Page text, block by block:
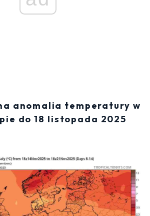
anomalia temperatury w
do 18 listopada 2025